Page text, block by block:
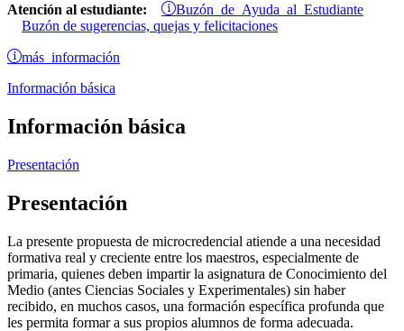
Atención al estudiante: Buzón de Ayuda al Estudiante
Buzón de sugerencias, quejas y felicitaciones
más información
Información básica
Información básica
Presentación
Presentación
La presente propuesta de microcredencial atiende a una necesidad
formativa real y creciente entre los maestros, especialmente de
primaria, quienes deben impartir la asignatura de Conocimiento del
Medio (antes Ciencias Sociales y Experimentales) sin haber
recibido, en muchos casos, una formación específica profunda que
les permita formar a sus propios alumnos de forma adecuada.